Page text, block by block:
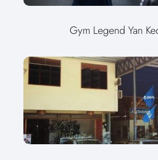
Gym Legend Yan